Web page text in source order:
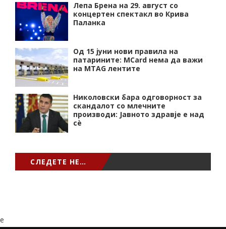
Лепа Брена на 29. август со
концертен спектакл во Крива
Паланка
Од 15 јуни нови правила на
патарините: MCard нема да важи
на MTAG лентите
Николовски бара одговорност за
скандалот со млечните
производи: Јавното здравје е над
сѐ
СЛЕДЕТЕ НЕ…
e